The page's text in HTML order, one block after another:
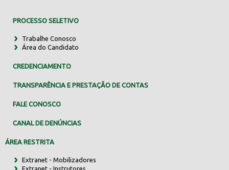
PROCESSO SELETIVO
Trabalhe Conosco
Área do Candidato
CREDENCIAMENTO
TRANSPARÊNCIA E PRESTAÇÃO DE CONTAS
FALE CONOSCO
CANAL DE DENÚNCIAS
ÁREA RESTRITA
Extranet - Mobilizadores
Extranet - Instrutores